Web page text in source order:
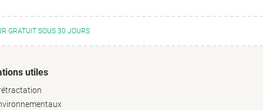
GRATUIT SOUS 30 JOURS
utiles